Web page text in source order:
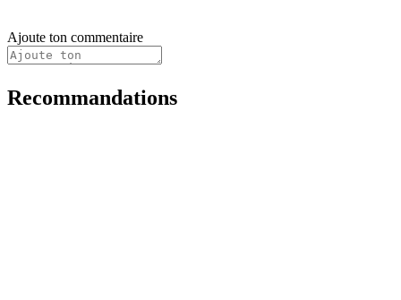
Ajoute ton commentaire
Recommandations